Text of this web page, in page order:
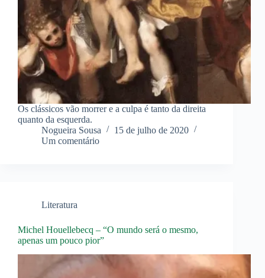
Os clássicos vão morrer e a culpa é tanto da direita
quanto da esquerda.
Nogueira Sousa
15 de julho de 2020
Um comentário
Literatura
Michel Houellebecq – “O mundo será o mesmo,
apenas um pouco pior”